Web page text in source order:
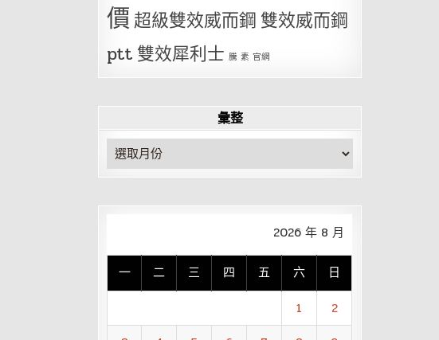
價超級雙效威而鋼 雙效威而鋼
ptt 雙效犀利士 騰 素 官網
彙整
彙
整
2026 年 8 月
一 二 三 四 五 六
日
1
2